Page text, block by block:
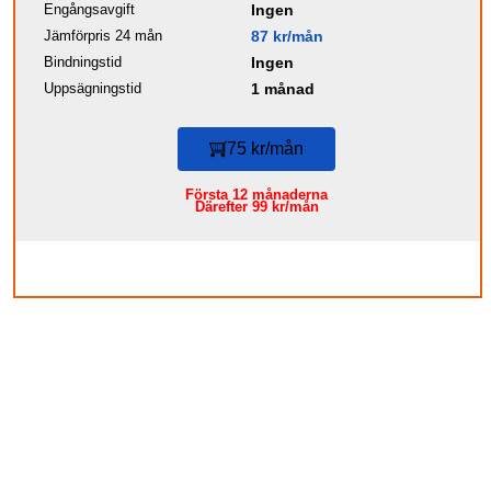
Engångsavgift Ingen
Jämförpris 24 mån 87 kr/mån
Bindningstid Ingen
Uppsägningstid 1 månad
75 kr/mån
Första 12 månaderna
Därefter 99 kr/mån